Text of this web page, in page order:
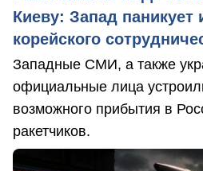
Киеву: Запад паникует
корейского
Западные СМИ, а также
официальные лица
возможного прибытия в
ракетчиков.